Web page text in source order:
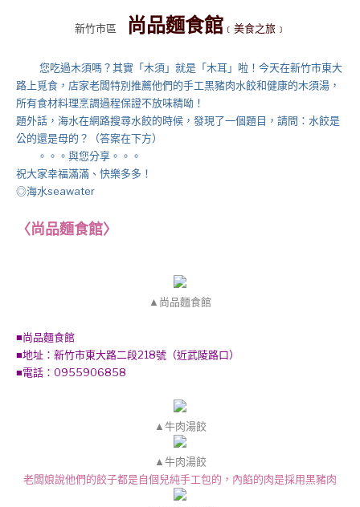
新竹市區 尚品麵食館 ﹝美食之旅﹞
您吃過木須嗎？其實「木須」就是「木耳」啦！今天在新竹市東大
路上覓食，店家老闆特別推薦他們的手工黑豬肉水餃和健康的木須湯，
所有食材料理烹調過程保證不放味精呦！
題外話，海水在網路搜尋水餃的時候，發現了一個題目，請問：水餃是
公的還是母的？（答案在下方）
。。。與您分享。。。
祝大家幸福滿滿、快樂多多！
◎海水seawater
〈尚品麵食館〉
▲尚品麵食館
■尚品麵食館
■地址：新竹市東大路二段218號（近武陵路口）
■電話：0955906858
▲牛肉湯餃
▲牛肉湯餃
老闆娘說他們的餃子都是自個兒純手工包的，內餡的肉是採用黑豬肉